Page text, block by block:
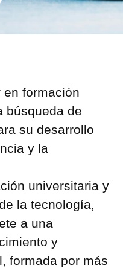
en formación
búsqueda de
su desarrollo
y la
universitaria y
la tecnología,
a una
y
formada por más